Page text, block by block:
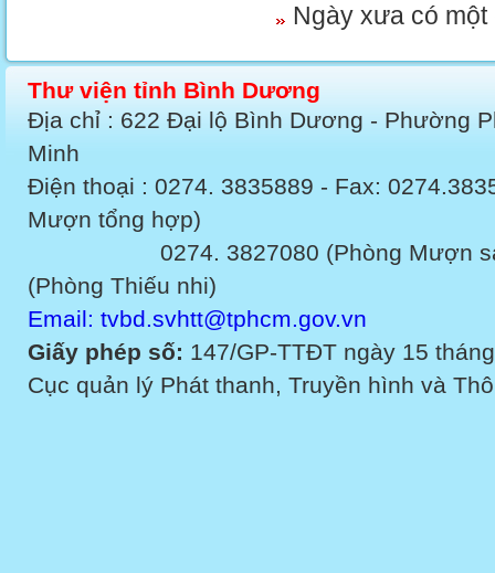
Ngày xưa có một
Thư viện tỉnh Bình Dương
Địa chỉ : 622 Đại lộ Bình Dương - Phường
Minh
Điện thoại : 0274. 3835889 - Fax:
Mượn tổng hợp)
0274. 3827080 (Phòng Mượn sách
(Phòng Thiếu nhi)
Email: tvbd.svhtt@tphcm.gov.vn
Giấy phép số: 147/GP-TTĐT ngày 15
Cục quản lý Phát thanh, Truyền hình và